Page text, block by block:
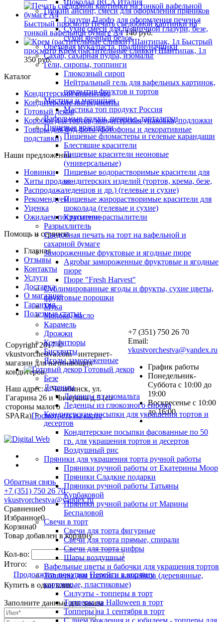
Шоколад IRCA Италия
Гибкий айсинг, смеси для оформления пряников
Глазури Парфэ для оформления печенья
Сухие смеси для пряничной глазури, безе,
сухой яичный белок
Ореховая мука/паста, пралине/начинки
Сахар, сахарная пудра, изомальт
Гели, сиропы, топпинги
Глюкозный сироп
Нейтральный гель для вафельных картинок,
покрытия фруктов и тортов
Мастика и марципан
Мастика топ продукт Россия
Вафельные рожки, печенье, тарталетки
Пищевые красители
Пищевые фломастеры и гелевые карандаши
Блестящие красители
Пищевые красители неоновые
(универсальные)
Пищевые водорастворимые красители для
кондитерских изделий (тортов, крема, безе,
леденцов и др.) (гелевые и сухие)
Пищевые жирорастворимые красители для
шоколада (гелевые и сухие)
Красители-распылители
Разрыхлитель
Съедобная печать на торт на вафельной и
сахарной бумаге
Замороженные фруктовые и ягодные пюре
Agrobar замороженные фруктовые и ягодные
пюре
Пюре "Fresh Harvest"
Сублимированные ягоды и фрукты, сухие цветы,
фруктовые порошки
Мука
Молоко, масло
Карамель
Дрожжи
Конфитюры
Бисквиты
Ягоды замороженные
Готовый декор
Безе
Леденцы
Леденцы из изомальта
Леденцы из глюкозного сиропа
Кондитерские посыпки для украшения тортов и
десертов
Кондитерские посыпки фасованные по 50
гр. для украшения тортов и десертов
Воздушный рис
Пряники для украшения торта ручной работы
Пряники ручной работы от Екатерины Моор
Пряники Сладкие подарки
Пряники ручной работы Татьяны
Курбаковой
Пряники ручной работы от Марины
Беспаловой
Свечи в торт
Свечи для торта фигурные
Свечи для торта прямые, спирали
Свечи для торта цифры
Шары воздушные
Вафельные цветы и бабочки для украшения тортов
Топперы для тортов и капкейков (деревянные,
картонные, пластиковые)
Силуэты - топперы в торт
Топперы на Halloween в торт
Топперы на 1 сентября в торт
С днем рождения и с юбилеем - топперы для
Быстрый просмотр Печать съедобной картинки на
тонкой вафельной бумаге А4 140 руб.
Быстрый
просмотр Крем (растительные сливки) Шантипак, 1л
350 руб.
Каталог
Кондитерский инвентарь
Кондитерские ингредиенты
Готовый декор
Коробки для тортов, кондитерская упаковка, подложки
Товары для фуд фото (фотофоны и декоративные
подставки)
Наши предложения
Новинки
Хиты продаж
Распродажа
Рекомендуем
Уценка
Ожидаем поступление
Помощь и сервисы
Главная
Отзывы
Контакты
Услуги
Доставка
О магазине
Гарантия
Полезные статьи
Copyright 2017 ©
vkustvorchestva.com - интернет-
магазин для начинающих
кондитеров.
Наш адрес: г. Челябинск, ул.
Гагарина 26 и Чичерина д.5 (со
стороны малого
SPARa)Посмотреть на карте
+7 (351) 750 26 70
Email:
vkustvorchestva@yandex.ru
График работы
Понедельник-
Суббота с 10:00 до
19:00
Воскресенье с 10:00
до 16:00
Обратная связь
+7 (351) 750 26 70
vkustvorchestva@yandex.ru
Сравнение0
Избранное0
Корзина0
Товар добавлен в корзину
Кол-во:
Итого:
Продолжить покупки Перейти в корзину
Купить в один клик
Заполните данные для заказа